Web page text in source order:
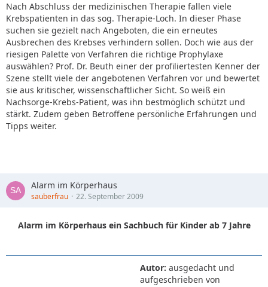
Nach Abschluss der medizinischen Therapie fallen viele
Krebspatienten in das sog. Therapie-Loch. In dieser Phase
suchen sie gezielt nach Angeboten, die ein erneutes
Ausbrechen des Krebses verhindern sollen. Doch wie aus der
riesigen Palette von Verfahren die richtige Prophylaxe
auswählen? Prof. Dr. Beuth einer der profiliertesten Kenner der
Szene stellt viele der angebotenen Verfahren vor und bewertet
sie aus kritischer, wissenschaftlicher Sicht. So weiß ein
Nachsorge-Krebs-Patient, was ihn bestmöglich schützt und
stärkt. Zudem geben Betroffene persönliche Erfahrungen und
Tipps weiter.
Alarm im Körperhaus
sauberfrau 22. September 2009
Alarm im Körperhaus ein Sachbuch für Kinder ab 7 Jahre
Autor: ausgedacht und
aufgeschrieben von